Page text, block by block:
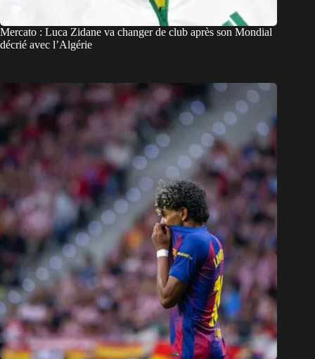
Mercato : Luca Zidane va changer de club après son Mondial
décrié avec l’Algérie